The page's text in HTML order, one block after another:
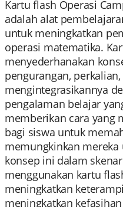
Kartu flash Operasi
adalah alat
untuk meningkatkan
operasi matematika.
menyederhanakan
pengurangan,
mengintegrasikannya
pengalaman belajar
memberikan cara yang
bagi siswa untuk
memungkinkan
konsep ini dalam
menggunakan kartu
meningkatkan
meningkatkan